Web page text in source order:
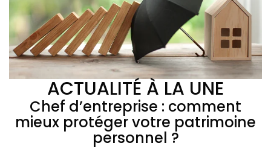
ACTUALITÉ À LA UNE
Chef d’entreprise : comment
mieux protéger votre patrimoine
personnel ?